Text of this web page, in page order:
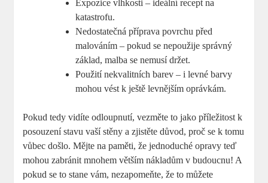
Expozice vlhkosti – ideální recept na
katastrofu.
Nedostatečná příprava povrchu před
malováním – pokud se nepoužije správný
základ, malba se nemusí držet.
Použití nekvalitních barev – i levné barvy
mohou vést k ještě levnějším oprávkám.
Pokud tedy vidíte odloupnutí, vezměte to jako příležitost k
posouzení stavu vaší stěny a zjistěte důvod, proč se k tomu
vůbec došlo. Mějte na paměti, že jednoduché opravy teď
mohou zabránit mnohem větším nákladům v budoucnu! A
pokud se to stane vám, nezapomeňte, že to můžete